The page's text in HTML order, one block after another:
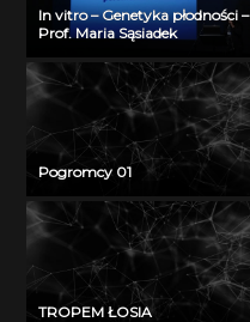
In vitro – Genetyka płodności –
Prof. Maria Sąsiadek
Pogromcy 01
TROPEM ŁOSIA